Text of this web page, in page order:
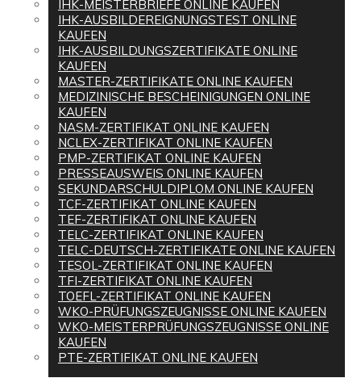
IHK-MEISTERBRIEFE ONLINE KAUFEN
IHK-AUSBILDEREIGNUNGSTEST ONLINE
KAUFEN
IHK-AUSBILDUNGSZERTIFIKATE ONLINE
KAUFEN
MASTER-ZERTIFIKATE ONLINE KAUFEN
MEDIZINISCHE BESCHEINIGUNGEN ONLINE
KAUFEN
NASM-ZERTIFIKAT ONLINE KAUFEN
NCLEX-ZERTIFIKAT ONLINE KAUFEN
PMP-ZERTIFIKAT ONLINE KAUFEN
PRESSEAUSWEIS ONLINE KAUFEN
SEKUNDARSCHULDIPLOM ONLINE KAUFEN
TCF-ZERTIFIKAT ONLINE KAUFEN
TEF-ZERTIFIKAT ONLINE KAUFEN
TELC-ZERTIFIKAT ONLINE KAUFEN
TELC-DEUTSCH-ZERTIFIKATE ONLINE KAUFEN
TESOL-ZERTIFIKAT ONLINE KAUFEN
TFI-ZERTIFIKAT ONLINE KAUFEN
TOEFL-ZERTIFIKAT ONLINE KAUFEN
WKO-PRÜFUNGSZEUGNISSE ONLINE KAUFEN
WKO-MEISTERPRÜFUNGSZEUGNISSE ONLINE
KAUFEN
PTE-ZERTIFIKAT ONLINE KAUFEN